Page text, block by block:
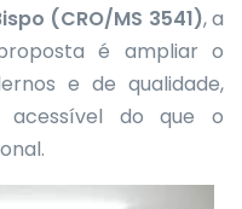
(CRO/MS 3541), a
é ampliar o
e de qualidade,
acessível do que o